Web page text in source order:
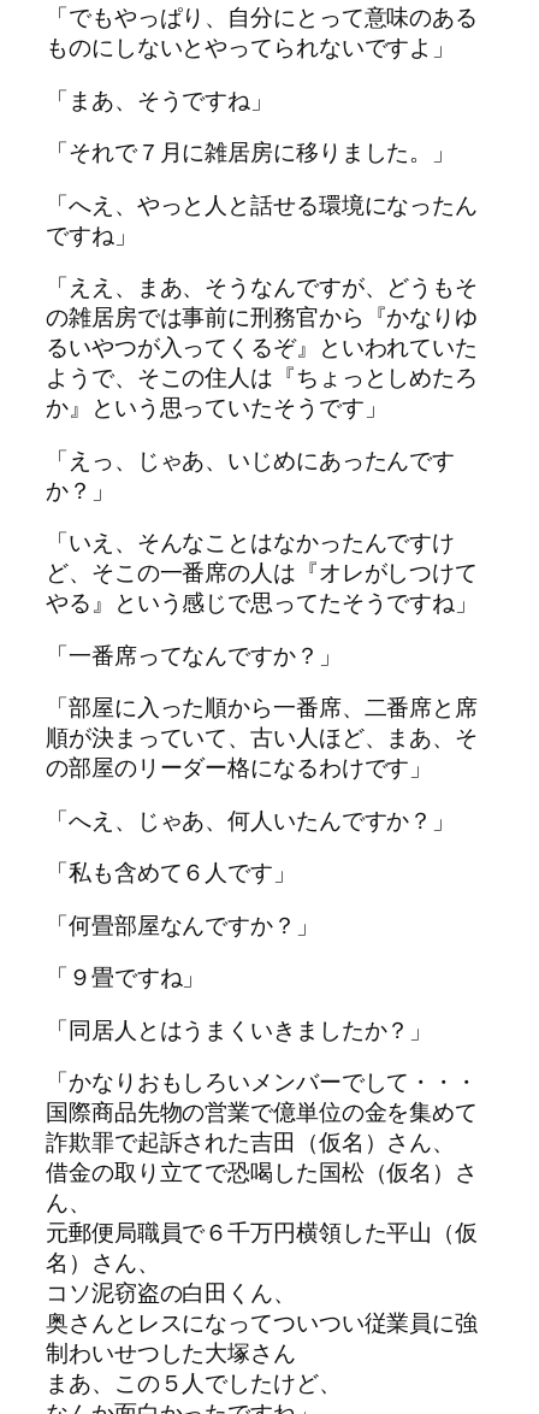
「でもやっぱり、自分にとって意味のある
ものにしないとやってられないですよ」
「まあ、そうですね」
「それで７月に雑居房に移りました。」
「へえ、やっと人と話せる環境になったん
ですね」
「ええ、まあ、そうなんですが、どうもそ
の雑居房では事前に刑務官から『かなりゆ
るいやつが入ってくるぞ』といわれていた
ようで、そこの住人は『ちょっとしめたろ
か』という思っていたそうです」
「えっ、じゃあ、いじめにあったんです
か？」
「いえ、そんなことはなかったんですけ
ど、そこの一番席の人は『オレがしつけて
やる』という感じで思ってたそうですね」
「一番席ってなんですか？」
「部屋に入った順から一番席、二番席と席
順が決まっていて、古い人ほど、まあ、そ
の部屋のリーダー格になるわけです」
「へえ、じゃあ、何人いたんですか？」
「私も含めて６人です」
「何畳部屋なんですか？」
「９畳ですね」
「同居人とはうまくいきましたか？」
「かなりおもしろいメンバーでして・・・
国際商品先物の営業で億単位の金を集めて
詐欺罪で起訴された吉田（仮名）さん、
借金の取り立てで恐喝した国松（仮名）さ
ん、
元郵便局職員で６千万円横領した平山（仮
名）さん、
コソ泥窃盗の白田くん、
奥さんとレスになってついつい従業員に強
制わいせつした大塚さん
まあ、この５人でしたけど、